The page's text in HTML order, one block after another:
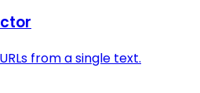
from a single text.